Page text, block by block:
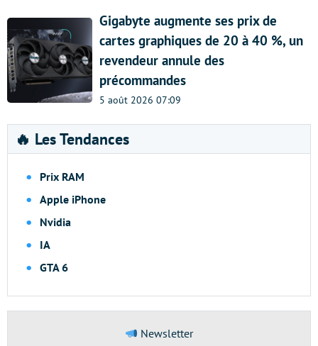
Gigabyte augmente ses prix de
cartes graphiques de 20 à 40 %, un
revendeur annule des
précommandes
5 août 2026 07:09
🔥 Les Tendances
Prix RAM
Apple iPhone
Nvidia
IA
GTA 6
Newsletter